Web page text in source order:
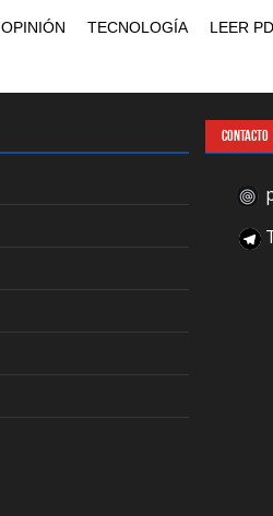
OPINIÓN TECNOLOGÍA LEER
CONTACTO